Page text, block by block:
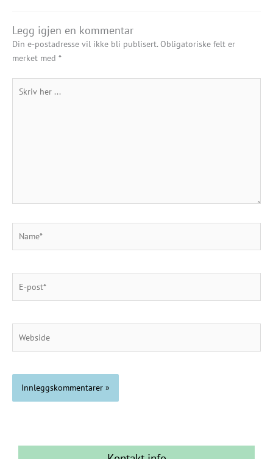
Legg igjen en kommentar
Din e-postadresse vil ikke bli publisert. Obligatoriske felt er
merket med *
her
post*